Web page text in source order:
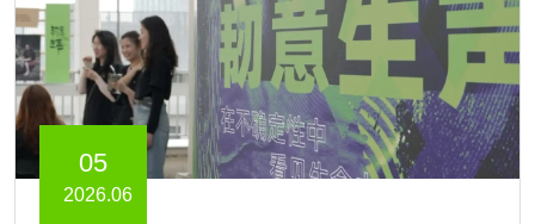
05
2026.06